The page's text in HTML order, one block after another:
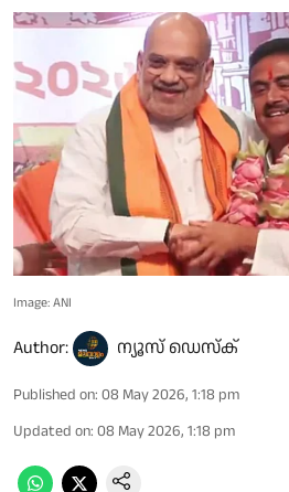
Image: ANI
Author: ന്യൂസ് ഡെസ്ക്
Published on: 08 May 2026, 1:18 pm
Updated on: 08 May 2026, 1:18 pm